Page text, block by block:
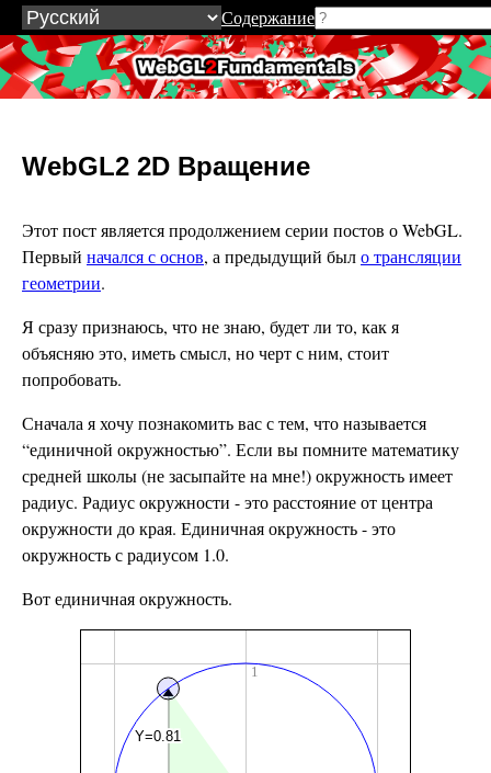
Содержание
WebGL2Fundamentals.org
WebGL2 2D Вращение
Этот пост является продолжением серии постов о WebGL.
Первый начался с основ, а предыдущий было трансляции
геометрии.
Я сразу признаюсь, что не знаю, будет ли то, как я
объясняю это, иметь смысл, но черт с ним, стоит
попробовать.
Сначала я хочу познакомить вас с тем, что называется
“единичной окружностью”. Если вы помните математику
средней школы (не засыпайте на мне!) окружность имеет
радиус. Радиус окружности - это расстояние от центра
окружности до края. Единичная окружность - это
окружность с радиусом 1.0.
Вот единичная окружность.